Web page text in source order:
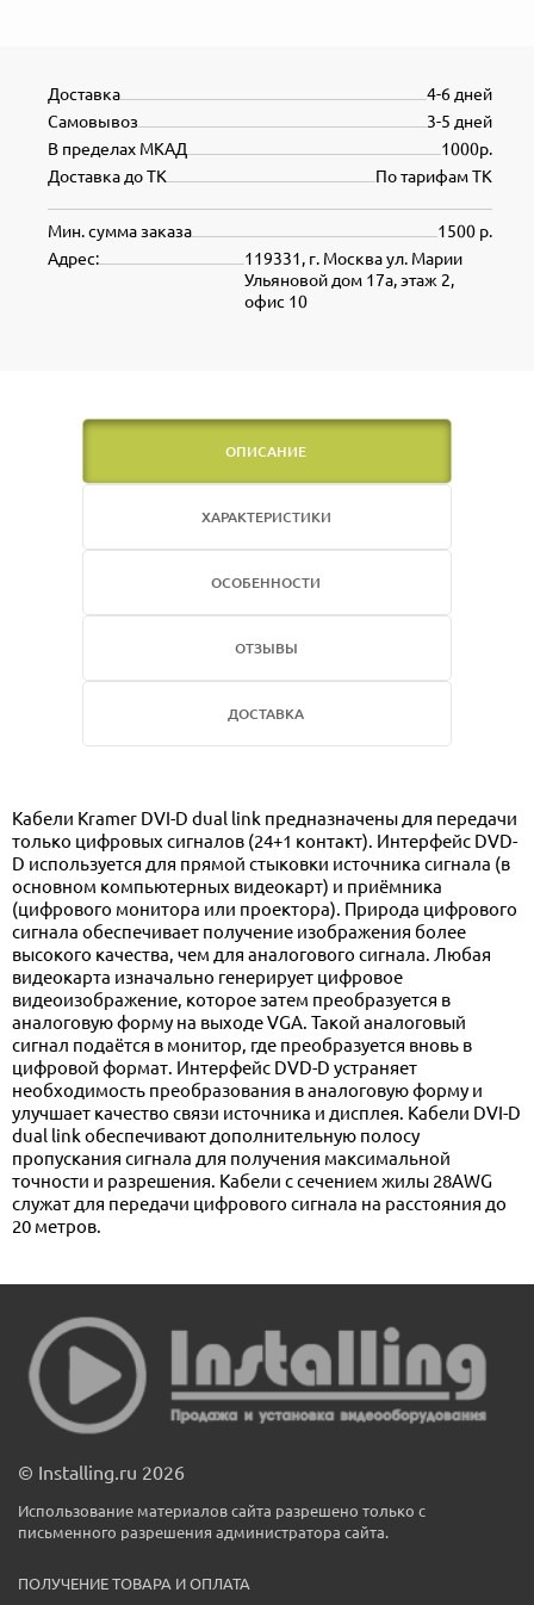
4-6 дней
Доставка
3-5 дней
Самовывоз
1000р.
В пределах МКАД
По тарифам ТК
Доставка до ТК
1500 р.
Мин. сумма заказа
119331, г. Москва ул. Марии
Ульяновой дом 17а, этаж 2,
офис 10
Адрес:
ОПИСАНИЕ
ХАРАКТЕРИСТИКИ
ОСОБЕННОСТИ
ОТЗЫВЫ
ДОСТАВКА
Кабели Kramer DVI-D dual link предназначены для передачи
только цифровых сигналов (24+1 контакт). Интерфейс DVD-
D используется для прямой стыковки источника сигнала (в
основном компьютерных видеокарт) и приёмника
(цифрового монитора или проектора). Природа цифрового
сигнала обеспечивает получение изображения более
высокого качества, чем для аналогового сигнала. Любая
видеокарта изначально генерирует цифровое
видеоизображение, которое затем преобразуется в
аналоговую форму на выходе VGA. Такой аналоговый
сигнал подаётся в монитор, где преобразуется вновь в
цифровой формат. Интерфейс DVD-D устраняет
необходимость преобразования в аналоговую форму и
улучшает качество связи источника и дисплея. Кабели DVI-D
dual link обеспечивают дополнительную полосу
пропускания сигнала для получения максимальной
точности и разрешения. Кабели с сечением жилы 28AWG
служат для передачи цифрового сигнала на расстояния до
20 метров.
© Installing.ru 2026
Использование материалов сайта разрешено только с
письменного разрешения администратора сайта.
ПОЛУЧЕНИЕ ТОВАРА И ОПЛАТА